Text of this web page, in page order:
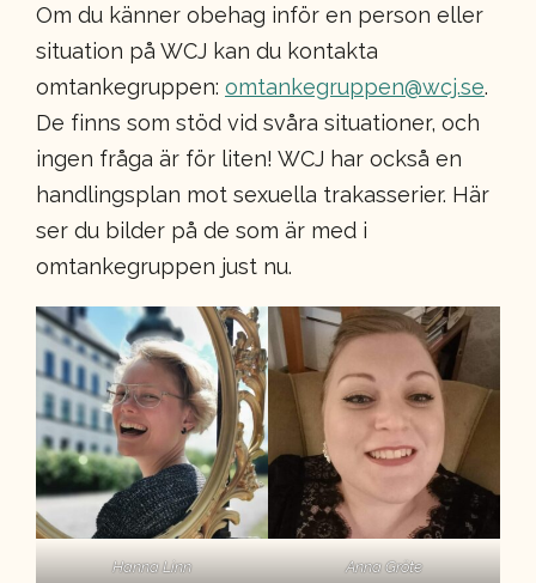
Om du känner obehag inför en person eller
situation på WCJ kan du kontakta
omtankegruppen: omtankegruppen@wcj.se.
De finns som stöd vid svåra situationer, och
ingen fråga är för liten! WCJ har också en
handlingsplan mot sexuella trakasserier. Här
ser du bilder på de som är med i
omtankegruppen just nu.
Hanna Linn Anna Gröte